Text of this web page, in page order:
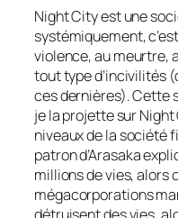
Night City est une
systémiquement,
violence, au meurtre,
tout type d’incivilités
ces dernières). Cette
je la projette sur
niveaux de la société
patron d’Arasaka
millions de vies, alors
mégacorporations